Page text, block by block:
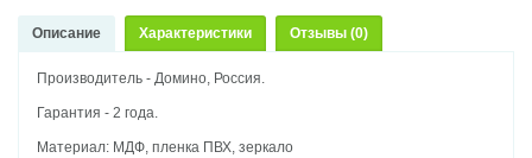
Описание Характеристики Отзывы (0)
Производитель - Домино, Россия.
Гарантия - 2 года.
Материал: МДФ, пленка ПВХ, зеркало